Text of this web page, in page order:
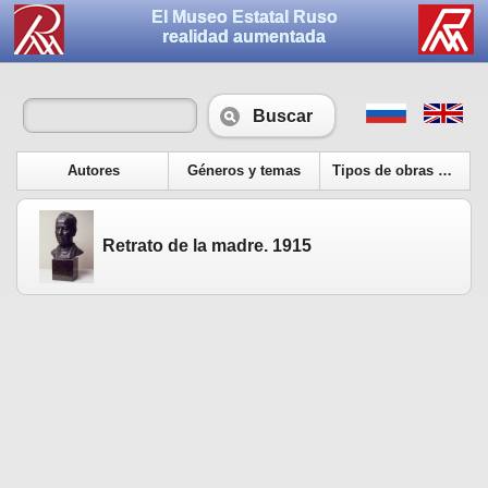
El Museo Estatal Ruso
realidad aumentada
Buscar
Autores Géneros y temas Tipos de obras de arte
Retrato de la madre. 1915